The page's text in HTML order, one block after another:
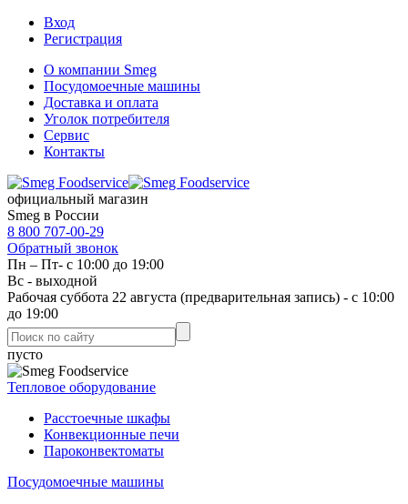
Вход
Регистрация
О компании Smeg
Посудомоечные машины
Доставка и оплата
Уголок потребителя
Сервис
Контакты
официальный магазин
Smeg в России
8 800 707-00-29
Обратный звонок
Пн – Пт- с 10:00 до 19:00
Вс - выходной
Рабочая суббота 22 августа (предварительная запись) - с 10:00
до 19:00
пусто
Тепловое оборудование
Расстоечные шкафы
Конвекционные печи
Пароконвектоматы
Посудомоечные машины